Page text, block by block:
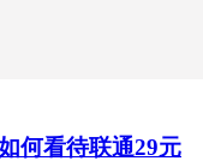
何看待联通29元